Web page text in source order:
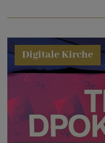
Digitale Kirche